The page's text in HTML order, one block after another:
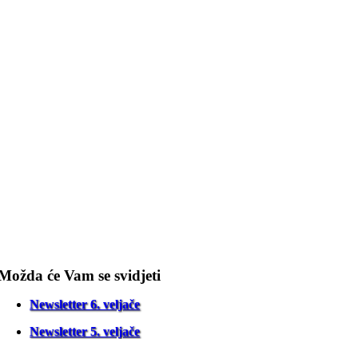
će Vam se svidjeti
Newsletter 6. veljače
Newsletter 5. veljače